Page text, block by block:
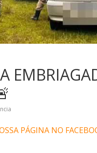
PÁGINA NO